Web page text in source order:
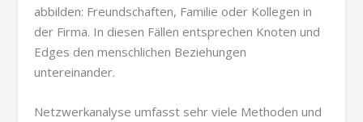
abbilden: Freundschaften, Familie oder Kollegen in
der Firma. In diesen Fällen entsprechen Knoten und
Edges den menschlichen Beziehungen
untereinander.
Netzwerkanalyse umfasst sehr viele Methoden und